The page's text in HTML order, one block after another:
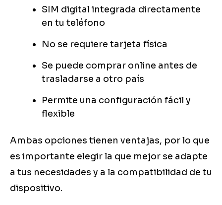
SIM digital integrada directamente
en tu teléfono
No se requiere tarjeta física
Se puede comprar online antes de
trasladarse a otro país
Permite una configuración fácil y
flexible
Ambas opciones tienen ventajas, por lo que
es importante elegir la que mejor se adapte
a tus necesidades y a la compatibilidad de tu
dispositivo.